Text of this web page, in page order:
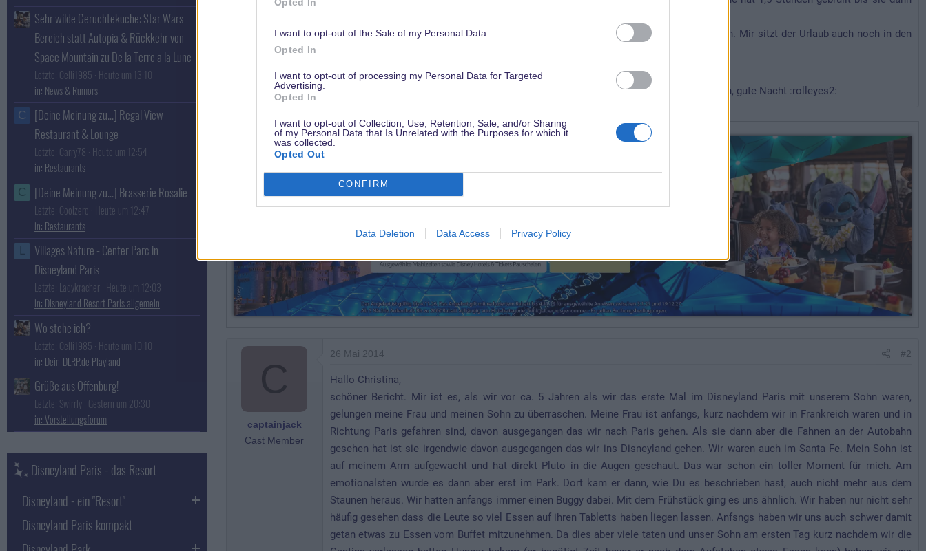
I want to opt-out of the Sale of my Personal Data.
Opted In
I want to opt-out of processing my Personal Data for Targeted
Advertising.
Opted In
I want to opt-out of Collection, Use, Retention, Sale, and/or Sharing
of my Personal Data that Is Unrelated with the Purposes for which it
was collected.
Opted Out
CONFIRM
Data Deletion Data Access Privacy Policy
Meinen Mann hats nun umgehauen, er ist fertig und erkältung schlägt nun richtig durch. Mir sitzt der Urlaub auch noch in den
So es ist spät ich mag nicht korektur lesen und hoffe ich habe verständlich geschrieben, gute Nacht :rolleyes2:
C
captainjack
Cast Member
26 Mai 2014 #2
Hallo Christina,
schöner Bericht. Mir ist es, als wir vor ca. 5 Jahren als wir das erste Mal im Disneyland Paris mit unserem Sohn waren,
gelungen meine Frau und meinen Sohn zu überraschen. Meine Frau ist anfangs, kurz nachdem wir in Frankreich waren und in
Richtung Paris gefahren sind, davon ausgegangen das wir nach Paris gehen. Als sie dann aber die Fahnen an der Autobahn
gesehen hat ist sie irgendwie davon ausgegangen das wir ins Disneyland gehen. Wir waren auch im Santa Fe. Mein Sohn ist
auf meinem Arm aufgewacht und hat direkt Pluto in die Augen geschaut. Das war schon ein toller Moment für mich. Am
emotionalsten wurde es dann aber erst im Park. Dort kam er dann, wie Du es beschrieben hast, auch nicht mehr aus dem
Staunen heraus. Wir hatten anfangs immer einen Buggy dabei. Mit dem Frühstück ging es uns ähnlich. Wir haben nur nicht sehr
häufig gesehen dass die Leute so viel Essen auf ihren Tabletts haben liegen lassen. Anfsngs haben wir uns auch schwer damit
getan etwas zu Essen vom Buffet mitzunehmen. Da dies aber viele taten und unser Sohn am ersten Tag kurz nachdem wir die
Sehr wilde Gerüchteküche: Star Wars
Bereich statt Autopia & Rückkehr von
Space Mountain zu De la Terre a la Lune
Letzte: Celli1985 Heute um 13:10
News & Rumors
C
[Deine Meinung zu...] Regal View
Restaurant & Lounge
Letzte: Carry78 Heute um 12:54
Restaurants
C [Deine Meinung zu...] Brasserie Rosalie
Letzte: Coolzero Heute um 12:47
Restaurants
L
Villages Nature - Center Parc in
Disneyland Paris
Letzte: Ladykracher Heute um 12:03
Disneyland Resort Paris allgemein
Wo stehe ich?
Letzte: Celli1985 Heute um 10:10
Dein-DLRP.de Playland
Grüße aus Offenburg!
Letzte: Swirrly Gestern um 20:30
Vorstellungsforum
Disneyland Paris - das Resort
Disneyland - ein "Resort"
Disneyland Paris kompakt